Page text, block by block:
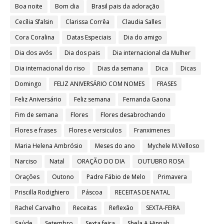
Boa noite
Bom dia
Brasil pais da adoração
Cecília Sfalsin
Clarissa Corrêa
Claudia Salles
Cora Coralina
Datas Especiais
Dia do amigo
Dia dos avós
Dia dos pais
Dia internacional da Mulher
Dia internacional do riso
Dias da semana Dica
Dicas
Domingo
FELIZ ANIVERSÁRIO COM NOMES
FRASES
Feliz Aniversário
Feliz semana
Fernanda Gaona
Fim de semana
Flores
Flores desabrochando
Flores e frases
Flores e versiculos
Franximenes
Maria Helena Ambrósio
Meses do ano
Mychele M.Velloso
Narciso
Natal ORAÇÃO DO DIA
OUTUBRO ROSA
Orações
Outono Padre Fábio de Melo
Primavera
Priscilla Rodighiero
Páscoa
RECEITAS DE NATAL
Rachel Carvalho
Receitas Reflexão
SEXTA-FEIRA